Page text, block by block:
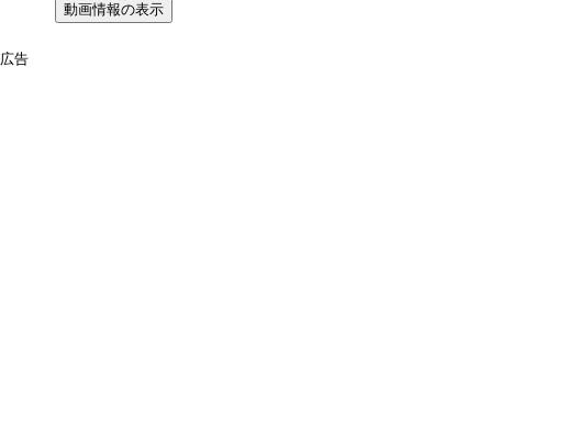
動画情報の表示
広告